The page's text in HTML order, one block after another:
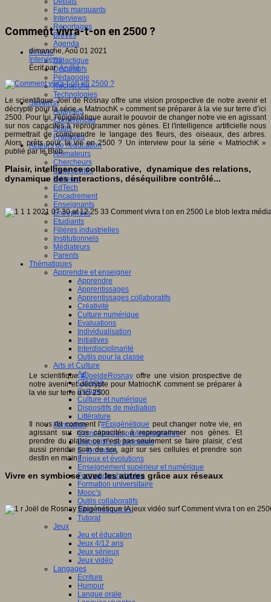
Faits marquants
Interviews
Reportages
Brèves
Agenda
Innover
Didactique
Dispositifs
Pédagogie
Recherche
Technologies
Savoir(s)
Analyses
Conférences
Outils
Pratiques
Acteurs de l'éducation
Animateurs
Chercheurs
Collectivités
Editeurs
EdTech
Encadrement
Enseignants
Entreprises
Etudiants
Filières industrielles
Institutionnels
Médiateurs
Parents
Thématiques
Apprendre et enseigner
Apprendre
Apprentissages
Apprentissages collaboratifs
Créativité
Culture numérique
Evaluations
Individualisation
Initiatives
Interdisciplinarité
Outils pour la classe
Arts et Culture
Art
Cinéma
Culture
Culture et numérique
Dispositifs de médiation
Littérature
Formation
Compétences professionnelles
Dispositifs de formation
E- formation
Enjeux et évolutions
Enseignement supérieur et numérique
Formations hybrides
Formation universitaire
Mooc’s
Outils collaboratifs
Sites ressources
Tutorat
Jeux
Jeu et éducation
Jeux 4/12 ans
Jeux sérieux
Jeux vidéo
Langages
Ecriture
Humour
Langue orale
Comment vivra-t-on en 2500 ?
dimanche, Aoû 01 2021
Interviews
Écrit parAn@é
Le scientifique Joel de Rosnay​ offre une vision prospective de notre avenir et
décrypte pour la série « MatriochK » comment se préparer à la vie sur terre d’ici
2500. Pour lui, l'épigénétique​ aurait le pouvoir de changer notre vie en agissant
sur nos capacités à reprogrammer nos gènes. Et l'intelligence artificielle​ nous
permettrait de comprendre le langage des fleurs, des oiseaux, des arbres.
Alors, prêts pour la vie en 2500 ? Un interview pour la série « MatriochK »
publié par le Blob.
Plaisir, intelligence collaborative, dynamique des relations,
dynamique des interactions, déséquilibre contrôlé...
Le scientifique#JoeldeRosnay offre une vision prospective de
notre avenir et décrypte pour MatriochK comment se préparer à
la vie sur terre d’ici 2500.
Il nous dit comment l'#Epigénétique peut changer notre vie, en
agissant sur nos capacités à reprogrammer nos gènes. Et
prendre du plaisir ce n’est pas seulement se faire plaisir, c’est
aussi prendre soin de soi, agir sur ses cellules et prendre son
destin en main !
Vivre en symbiose avec les autres grâce aux réseaux